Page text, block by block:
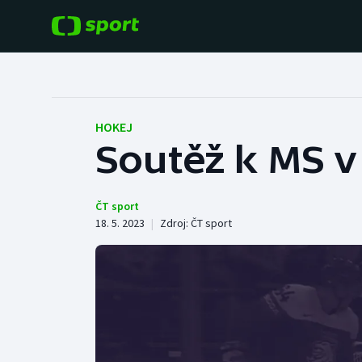
Hokej
Tenis
Baseball a softbal
Biatlon
Boby a skeleton
HOKEJ
Soutěž k MS
ČT sport
18. 5. 2023 | Zdroj: ČT sport